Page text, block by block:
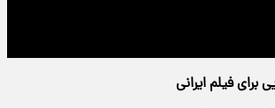
برای فیلم ایرانی